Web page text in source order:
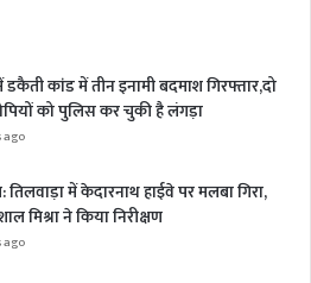
कांड में तीन इनामी बदमाश गिरफ्तार,दो
को पुलिस कर चुकी है लंगड़ा
ago
तिलवाड़ा में केदारनाथ हाईवे पर मलबा गिरा,
मिश्रा ने किया निरीक्षण
ago